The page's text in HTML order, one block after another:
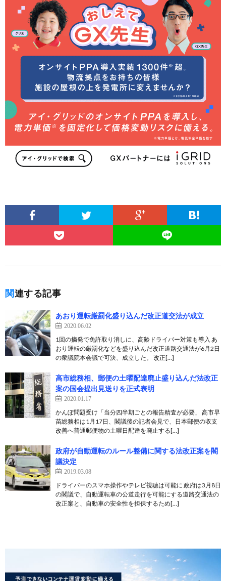
関連する記事
あおり運転厳罰化盛り込んだ改正道交法が成立
2020.06.02
1回の摘発で免許取り消しに、高齢ドライバー対策も導入 あ
おり運転の厳罰化などを盛り込んだ改正道路交通法が6月2日
の衆議院本会議で可決、成立した。 改正[…]
高市総務相、郵便の土曜配達廃止盛り込んだ法改正
案の国会提出見送りを正式表明
2020.01.17
かんぽ問題受け「当分四半期ごとの報告精査が必要」 高市早
苗総務相は1月17日、閣議後の記者会見で、日本郵便の収支
改善へ普通郵便物の土曜日配達を廃止する[…]
政府が自動運転のルール整備に関する法改正案を閣
議決定
2019.03.08
ドライバーのスマホ操作やテレビ視聴は可能に 政府は3月8日
の閣議で、自動運転車の公道走行を可能にする道路交通法の
改正案と、自動車の安全性を担保するため[…]